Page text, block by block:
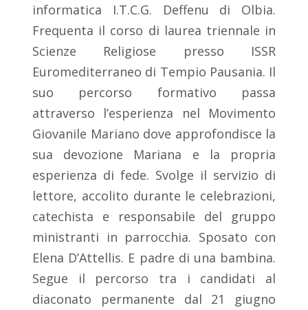
informatica I.T.C.G. Deffenu di Olbia.
Frequenta il corso di laurea triennale in
Scienze Religiose presso ISSR
Euromediterraneo di Tempio Pausania. Il
suo percorso formativo passa
attraverso l’esperienza nel Movimento
Giovanile Mariano dove approfondisce la
sua devozione Mariana e la propria
esperienza di fede. Svolge il servizio di
lettore, accolito durante le celebrazioni,
catechista e responsabile del gruppo
ministranti in parrocchia. Sposato con
Elena D’Attellis. E padre di una bambina.
Segue il percorso tra i candidati al
diaconato permanente dal 21 giugno